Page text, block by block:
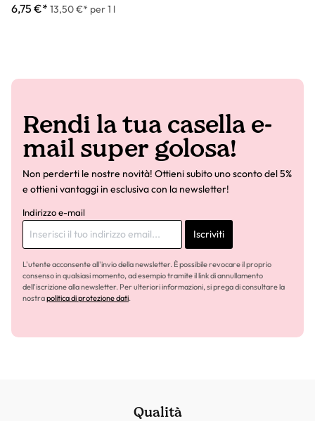
6,75 €* 13,50 €* per 1 l
Rendi la tua casella e-
mail super golosa!
Non perderti le nostre novità! Ottieni subito uno sconto del 5%
e ottieni vantaggi in esclusiva con la newsletter!
Indirizzo e-mail
Iscriviti
L'utente acconsente all'invio della newsletter. È possibile revocare il proprio
consenso in qualsiasi momento, ad esempio tramite il link di annullamento
dell'iscrizione alla newsletter. Per ulteriori informazioni, si prega di consultare la
nostrapolitica di protezione dati.
Qualità